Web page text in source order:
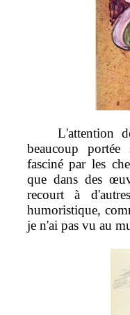
L'attention de
beaucoup
fasciné par les
que dans des
recourt à
humoristique,
je n'ai pas vu au